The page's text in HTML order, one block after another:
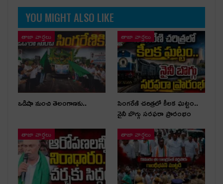
YOU MIGHT ALSO LIKE
తాజా వార్తలు
ఒడిషా నుంచి తెలంగాణ‌కు..
తాజా వార్తలు
సింగరేణి చరిత్రలో కీలక ఘట్టం..
నైనీ బొగ్గు సరఫరా ప్రారంభం
తాజా వార్తలు తాజా వార్తలు